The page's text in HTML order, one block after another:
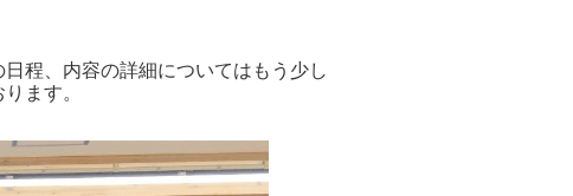
程、内容の詳細についてはもう少し
ます。